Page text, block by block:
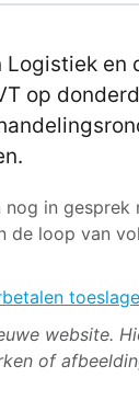
Logistiek en
op
in gesprek
de loop van
website.
of